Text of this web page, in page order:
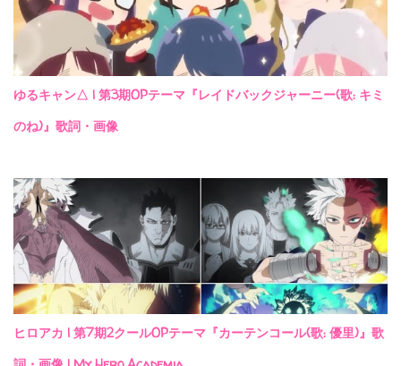
ゆるキャン△ | 第3期OPテーマ『レイドバックジャーニー(歌: キミ
のね)』歌詞・画像
ヒロアカ | 第7期2クールOPテーマ『カーテンコール(歌: 優里)』歌